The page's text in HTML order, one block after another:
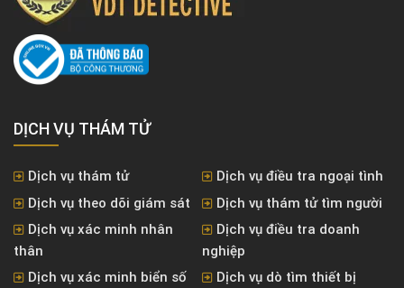
DỊCH VỤ THÁM TỬ
Dịch vụ thám tử
Dịch vụ điều tra ngoại tình
Dịch vụ theo dõi giám sát
Dịch vụ thám tử tìm người
Dịch vụ xác minh nhân
thân
Dịch vụ điều tra doanh
nghiệp
Dịch vụ xác minh biển số
Dịch vụ dò tìm thiết bị